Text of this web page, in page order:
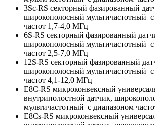
3Sc-RS секторный фазированный
широкополосный мультичастотный
частот 1,7-4,0 МГц
6S-RS секторный фазированный
широкополосный мультичастотный
частот 2,5-7,0 МГц
12S-RS секторный фазированный
широкополосный мультичастотный
частот 4,1-12,0 МГц
E8C-RS микроконвексный
внутриполостной датчик,
мультичастотный с диапазоном
E8Cs-RS микроконвексный